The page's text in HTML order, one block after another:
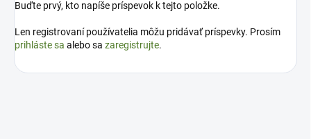
Buďte prvý, kto napíše príspevok k tejto položke.
Len registrovaní používatelia môžu pridávať príspevky. Prosím
prihláste sa alebo sa zaregistrujte.